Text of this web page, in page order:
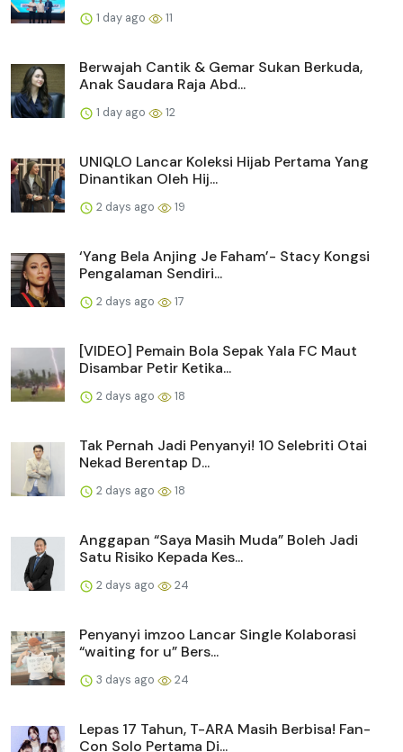
1 day ago 11
Berwajah Cantik & Gemar Sukan Berkuda,
Anak Saudara Raja Abd...
1 day ago 12
UNIQLO Lancar Koleksi Hijab Pertama Yang
Dinantikan Oleh Hij...
2 days ago 19
‘Yang Bela Anjing Je Faham’- Stacy Kongsi
Pengalaman Sendiri...
2 days ago 17
[VIDEO] Pemain Bola Sepak Yala FC Maut
Disambar Petir Ketika...
2 days ago 18
Tak Pernah Jadi Penyanyi! 10 Selebriti Otai
Nekad Berentap D...
2 days ago 18
Anggapan “Saya Masih Muda” Boleh Jadi
Satu Risiko Kepada Kes...
2 days ago 24
Penyanyi imzoo Lancar Single Kolaborasi
“waiting for u” Bers...
3 days ago 24
Lepas 17 Tahun, T-ARA Masih Berbisa! Fan-
Con Solo Pertama Di...